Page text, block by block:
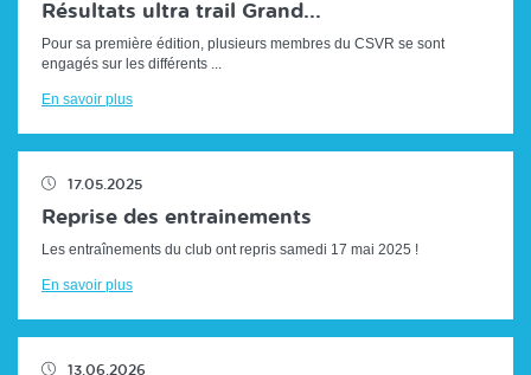
Résultats ultra trail Grand...
Pour sa première édition, plusieurs membres du CSVR se sont
engagés sur les différents ...
En savoir plus
17.05.2025
Reprise des entrainements
Les entraînements du club ont repris samedi 17 mai 2025 !
En savoir plus
13.06.2026